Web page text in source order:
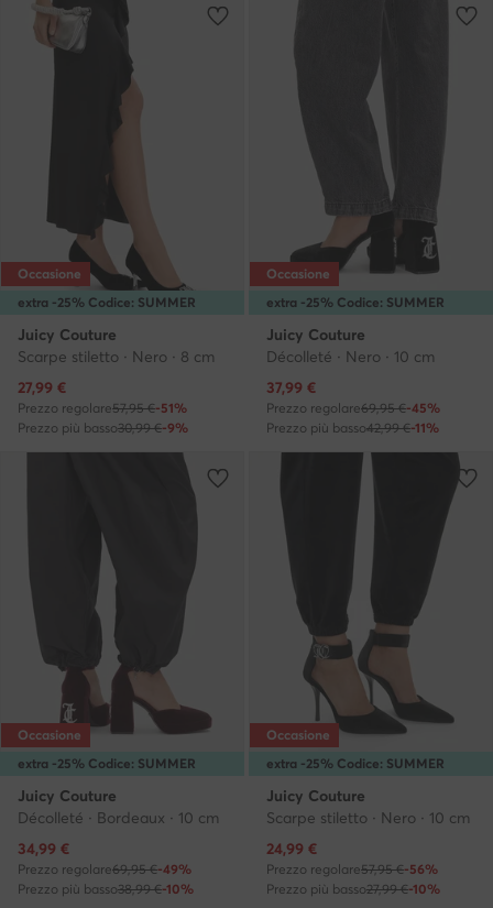
extra -25% Codice: SUMMER
Occasione
Juicy Couture
Scarpe stiletto · Nero · 8 cm
Prezzo attuale
27,99 €
Prezzo regolare57,95 €-51%
Prezzo più basso30,99 €-9%
extra -25% Codice: SUMMER
Occasione
Juicy Couture
Décolleté · Nero · 10 cm
Prezzo attuale
37,99 €
Prezzo regolare69,95 €-45%
Prezzo più basso42,99 €-11%
extra -25% Codice: SUMMER
Occasione
Juicy Couture
Décolleté · Bordeaux · 10 cm
Prezzo attuale
34,99 €
Prezzo regolare69,95 €-49%
Prezzo più basso38,99 €-10%
extra -25% Codice: SUMMER
Occasione
Juicy Couture
Scarpe stiletto · Nero · 10 cm
Prezzo attuale
24,99 €
Prezzo regolare57,95 €-56%
Prezzo più basso27,99 €-10%